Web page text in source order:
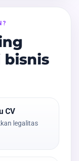
CV
legalitas